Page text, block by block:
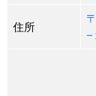
住所
−